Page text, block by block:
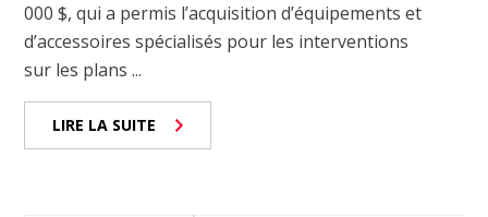
000 $, qui a permis l’acquisition d’équipements et
d’accessoires spécialisés pour les interventions
sur les plans ...
LIRE LA SUITE